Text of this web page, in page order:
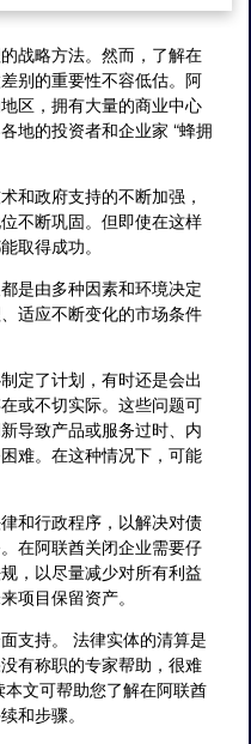
战略方法。然而，了解在
别的重要性不容低估。阿
区，拥有大量的商业中心
地的投资者和企业家 “蜂拥
和政府支持的不断加强，
不断巩固。但即使在这样
取得成功。
是由多种因素和环境决定
适应不断变化的市场条件
定了计划，有时还是会出
或不切实际。这些问题可
导致产品或服务过时、内
难。在这种情况下，可能
和行政程序，以解决对债
在阿联酋关闭企业需要仔
，以尽量减少对所有利益
项目保留资产。
支持。 法律实体的清算是
有称职的专家帮助，很难
文可帮助您了解在阿联酋
和步骤。